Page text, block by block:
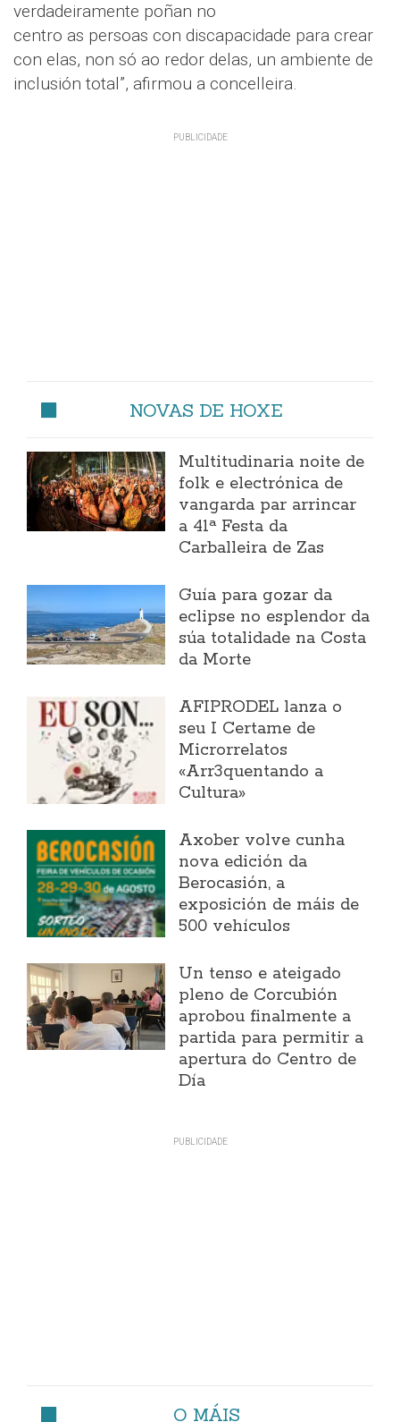
verdadeiramente poñan no
centro as persoas con discapacidade para crear
con elas, non só ao redor delas, un ambiente de
inclusión total”, afirmou a concelleira.
NOVAS DE HOXE
Multitudinaria noite de
folk e electrónica de
vangarda par arrincar
a 41ª Festa da
Carballeira de Zas
Guía para gozar da
eclipse no esplendor da
súa totalidade na Costa
da Morte
AFIPRODEL lanza o
seu I Certame de
Microrrelatos
«Arr3quentando a
Cultura»
Axober volve cunha
nova edición da
Berocasión, a
exposición de máis de
500 vehículos
Un tenso e ateigado
pleno de Corcubión
aprobou finalmente a
partida para permitir a
apertura do Centro de
Día
O MÁIS